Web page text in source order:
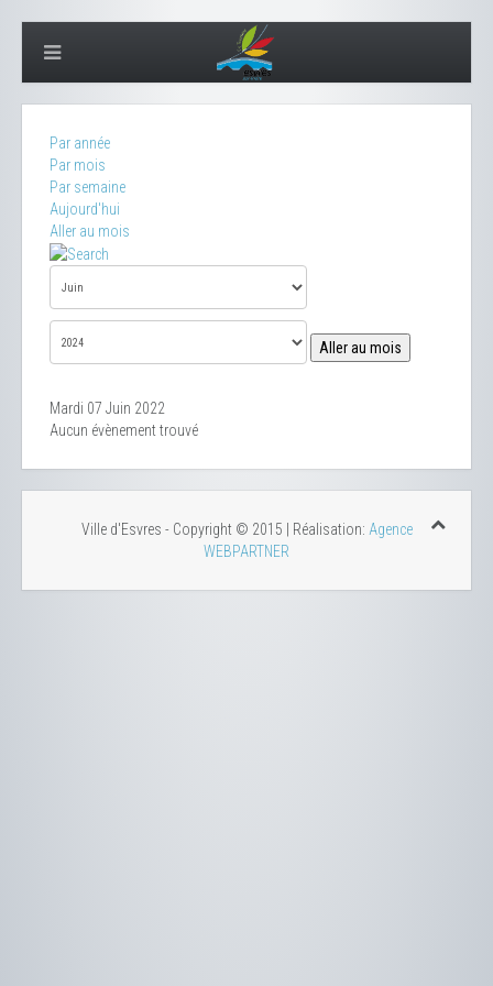
Par année
Par mois
Par semaine
Aujourd'hui
Aller au mois
Aller au mois
Mardi 07 Juin 2022
Aucun évènement trouvé
Ville d'Esvres - Copyright © 2015 | Réalisation: Agence
WEBPARTNER